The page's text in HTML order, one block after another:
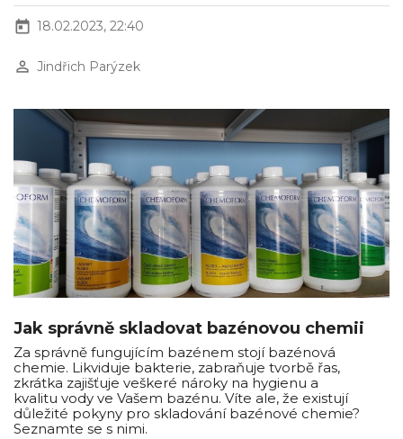
today 18.02.2023, 22:40
perm_identity Jindřich Parýzek
Jak správně skladovat bazénovou chemii
Za správně fungujícím bazénem stojí bazénová
chemie. Likviduje bakterie, zabraňuje tvorbě řas,
zkrátka zajišťuje veškeré nároky na hygienu a
kvalitu vody ve Vašem bazénu. Víte ale, že existují
důležité pokyny pro skladování bazénové chemie?
Seznamte se s nimi.